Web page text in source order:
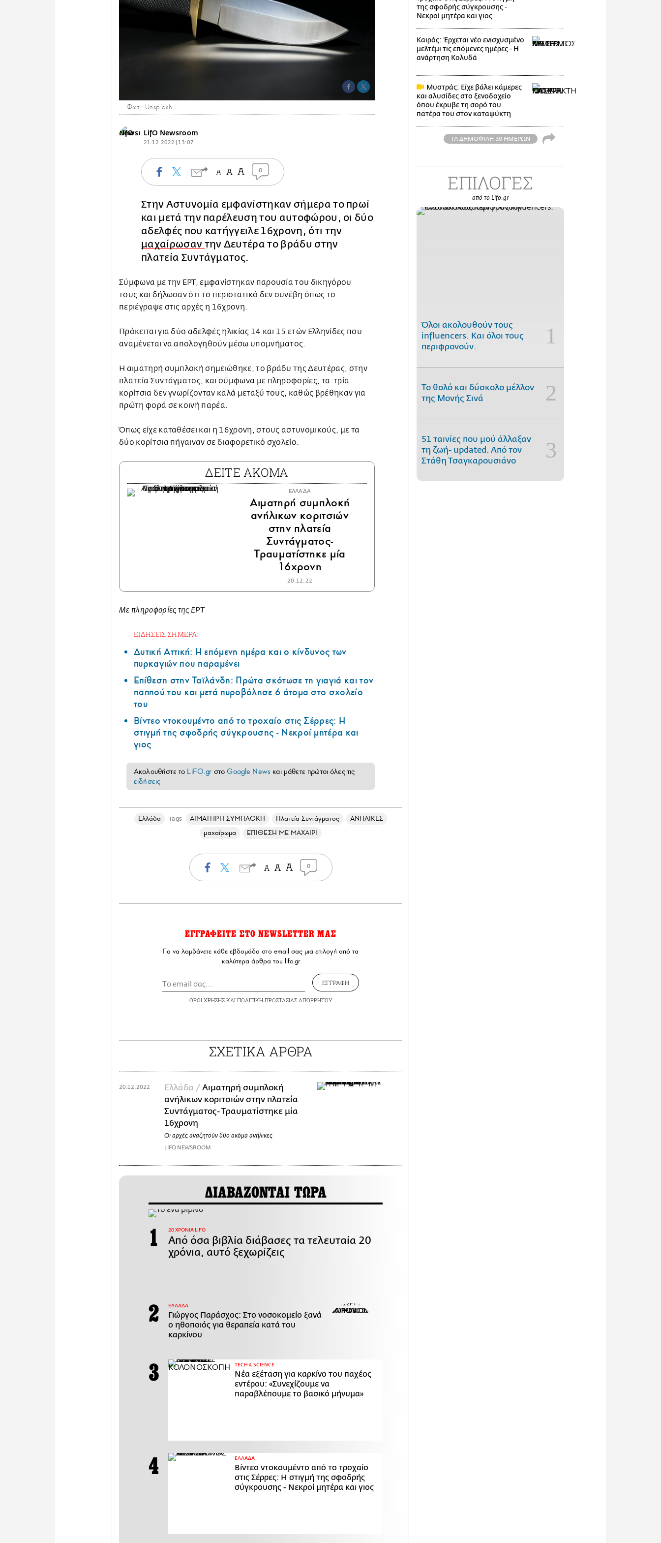
Φωτ.: Unsplash
LifO Newsroom
21.12.2022 | 13:07
0
Στην Αστυνομία εμφανίστηκαν σήμερα το πρωί
και μετά την παρέλευση του αυτοφώρου, οι δύο
αδελφές που κατήγγειλε 16χρονη, ότι την
μαχαίρωσαν την Δευτέρα το βράδυ στην
πλατεία Συντάγματος.
Σύμφωνα με την ΕΡΤ, εμφανίστηκαν παρουσία του δικηγόρου
τους και δήλωσαν ότι το περιστατικό δεν συνέβη όπως το
περιέγραψε στις αρχές η 16χρονη.
Πρόκειται για δύο αδελφές ηλικίας 14 και 15 ετών Ελληνίδες που
αναμένεται να απολογηθούν μέσω υπομνήματος.
Η αιματηρή συμπλοκή σημειώθηκε, το βράδυ της Δευτέρας, στην
πλατεία Συντάγματος, και σύμφωνα με πληροφορίες, τα τρία
κορίτσια δεν γνωρίζονταν καλά μεταξύ τους, καθώς βρέθηκαν για
πρώτη φορά σε κοινή παρέα.
Όπως είχε καταθέσει και η 16χρονη, στους αστυνομικούς, με τα
δύο κορίτσια πήγαιναν σε διαφορετικό σχολείο.
ΔΕΙΤΕ ΑΚΟΜΑ
ΕΛΛΑΔΑ
Αιματηρή συμπλοκή
ανήλικων κοριτσιών
στην πλατεία
Συντάγματος-
Τραυματίστηκε μία
16χρονη
20.12.22
Με πληροφορίες της ΕΡΤ
ΕΙΔΗΣΕΙΣ ΣΗΜΕΡΑ:
Δυτική Αττική: Η επόμενη ημέρα και ο κίνδυνος των
πυρκαγιών που παραμένει
Επίθεση στην Ταϊλάνδη: Πρώτα σκότωσε τη γιαγιά και τον
παππού του και μετά πυροβόλησε 6 άτομα στο σχολείο
του
Βίντεο ντοκουμέντο από το τροχαίο στις Σέρρες: Η
στιγμή της σφοδρής σύγκρουσης - Νεκροί μητέρα και
γιος
Ακολουθήστε το LiFO.gr στοGoogle News και μάθετε πρώτοι όλες τις
ειδήσεις
Ελλάδα Tags ΑΙΜΑΤΗΡΗ ΣΥΜΠΛΟΚΗ Πλατεία Συντάγματος
ΑΝΗΛΙΚΕΣ
μαχαίρωμα
ΕΠΙΘΕΣΗ ΜΕ ΜΑΧΑΙΡΙ
0
ΕΓΓΡΑΦΕΙΤΕ ΣΤΟ NEWSLETTER ΜΑΣ
Για να λαμβάνετε κάθε εβδομάδα στο email σας μια επιλογή από τα
καλύτερα άρθρα του lifo.gr
ΕΓΓΡΑΦΗ
ΟΡΟΙ ΧΡΗΣΗΣΚΑΙ ΠΟΛΙΤΙΚΗ ΠΡΟΣΤΑΣΙΑΣ ΑΠΟΡΡΗΤΟΥ
ΣΧΕΤΙΚΑ ΑΡΘΡΑ
Ελλάδα /Αιματηρή συμπλοκή
ανήλικων κοριτσιών στην πλατεία
Συντάγματος- Τραυματίστηκε μία
16χρονη
Οι αρχές αναζητούν δύο ακόμα ανήλικες
LIFO NEWSROOM
20.12.2022
ΔΙΑΒΑΖΟΝΤΑΙ ΤΩΡΑ
20 ΧΡΟΝΙΑ LIFO
Από όσα βιβλία διάβασες τα τελευταία 20
χρόνια, αυτό ξεχωρίζεις
ΕΛΛΑΔΑ
Γιώργος Παράσχος: Στο νοσοκομείο ξανά
ο ηθοποιός για θεραπεία κατά του
καρκίνου
ΤECH & SCIENCE
Νέα εξέταση για καρκίνο του παχέος
εντέρου: «Συνεχίζουμε να
παραβλέπουμε το βασικό μήνυμα»
ΕΛΛΑΔΑ
Βίντεο ντοκουμέντο από το τροχαίο
στις Σέρρες: Η στιγμή της σφοδρής
σύγκρουσης - Νεκροί μητέρα και γιος
της σφοδρής σύγκρουσης -
Νεκροί μητέρα και γιος
Καιρός: Έρχεται νέο ενισχυσμένο
μελτέμι τις επόμενες ημέρες - Η
ανάρτηση Κολυδά
Μυστράς: Είχε βάλει κάμερες
και αλυσίδες στο ξενοδοχείο
όπου έκρυβε τη σορό του
πατέρα του στον καταψύκτη
ΤΑ ΔΗΜΟΦΙΛΗ 30 ΗΜΕΡΩΝ
ΕΠΙΛΟΓΕΣ
από το Lifo.gr
Όλοι ακολουθούν τους
influencers. Και όλοι τους
περιφρονούν.
Το θολό και δύσκολο μέλλον
της Μονής Σινά
51 ταινίες που μού άλλαξαν
τη ζωή- updated. Aπό τον
Στάθη Τσαγκαρουσιάνο